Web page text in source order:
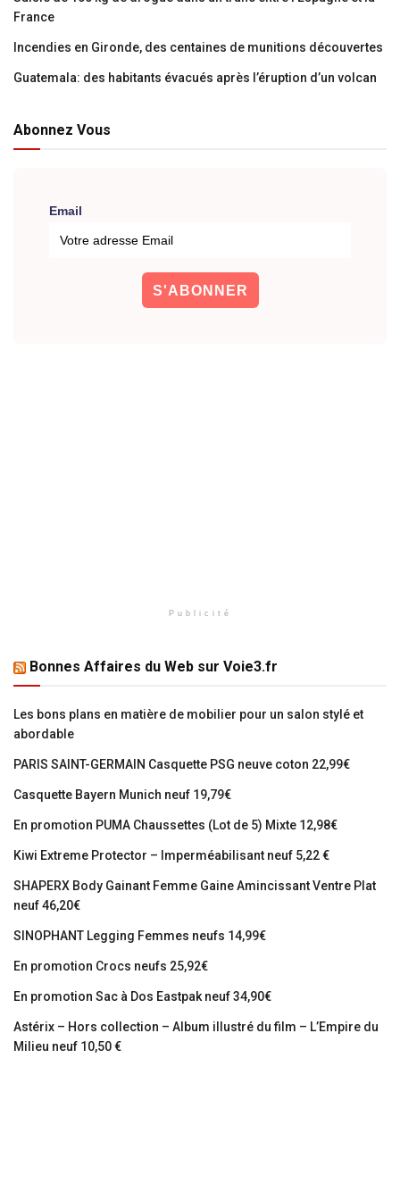
France
Incendies en Gironde, des centaines de munitions découvertes
Guatemala: des habitants évacués après l’éruption d’un volcan
Abonnez Vous
Email
Publicité
Bonnes Affaires du Web sur Voie3.fr
Les bons plans en matière de mobilier pour un salon stylé et
abordable
PARIS SAINT-GERMAIN Casquette PSG neuve coton 22,99€
Casquette Bayern Munich neuf 19,79€
En promotion PUMA Chaussettes (Lot de 5) Mixte 12,98€
Kiwi Extreme Protector – Imperméabilisant neuf 5,22 €
SHAPERX Body Gainant Femme Gaine Amincissant Ventre Plat
neuf 46,20€
SINOPHANT Legging Femmes neufs 14,99€
En promotion Crocs neufs 25,92€
En promotion Sac à Dos Eastpak neuf 34,90€
Astérix – Hors collection – Album illustré du film – L’Empire du
Milieu neuf 10,50 €